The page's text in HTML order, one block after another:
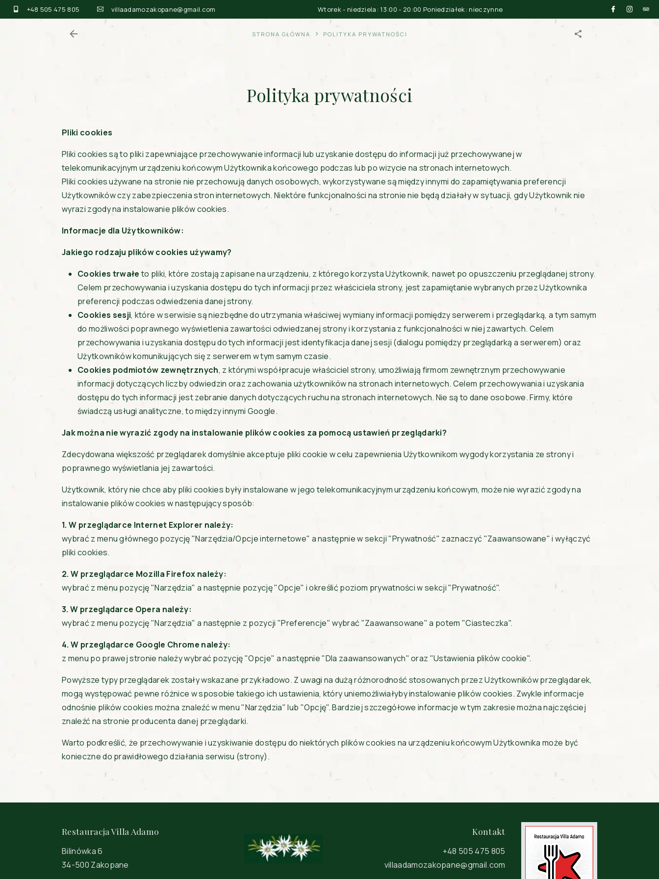
+48 505 475 805 villaadamozakopane@gmail.com Wtorek - niedziela: 13:00 - 20:00 Poniedziałek: nieczynne
STRONA GŁÓWNA POLITYKA PRYWATNOŚCI
Polityka prywatności
Pliki cookies
Pliki cookies są to pliki zapewniające przechowywanie informacji lub uzyskanie dostępu do informacji już przechowywanej w
telekomunikacyjnym urządzeniu końcowym Użytkownika końcowego podczas lub po wizycie na stronach internetowych.
Pliki cookies używane na stronie nie przechowują danych osobowych, wykorzystywane są między innymi do zapamiętywania preferencji
Użytkowników czy zabezpieczenia stron internetowych. Niektóre funkcjonalności na stronie nie będą działały w sytuacji, gdy Użytkownik nie
wyrazi zgody na instalowanie plików cookies.
Informacje dla Użytkowników:
Jakiego rodzaju plików cookies używamy?
Cookies trwałeto pliki, które zostają zapisane na urządzeniu, z którego korzysta Użytkownik, nawet po opuszczeniu przeglądanej strony.
Celem przechowywania i uzyskania dostępu do tych informacji przez właściciela strony, jest zapamiętanie wybranych przez Użytkownika
preferencji podczas odwiedzenia danej strony.
Cookies sesji, które w serwisie są niezbędne do utrzymania właściwej wymiany informacji pomiędzy serwerem i przeglądarką, a tym samym
do możliwości poprawnego wyświetlenia zawartości odwiedzanej strony i korzystania z funkcjonalności w niej zawartych. Celem
przechowywania i uzyskania dostępu do tych informacji jest identyfikacja danej sesji (dialogu pomiędzy przeglądarką a serwerem) oraz
Użytkowników komunikujących się z serwerem w tym samym czasie.
Cookies podmiotów zewnętrznych, z którymi współpracuje właściciel strony, umożliwiają firmom zewnętrznym przechowywanie
informacji dotyczących liczby odwiedzin oraz zachowania użytkowników na stronach internetowych. Celem przechowywania i uzyskania
dostępu do tych informacji jest zebranie danych dotyczących ruchu na stronach internetowych. Nie są to dane osobowe. Firmy, które
świadczą usługi analityczne, to między innymi Google.
Jak można nie wyrazić zgody na instalowanie plików cookies za pomocą ustawień przeglądarki?
Zdecydowana większość przeglądarek domyślnie akceptuje pliki cookie w celu zapewnienia Użytkownikom wygody korzystania ze strony i
poprawnego wyświetlania jej zawartości.
Użytkownik, który nie chce aby pliki cookies były instalowane w jego telekomunikacyjnym urządzeniu końcowym, może nie wyrazić zgody na
instalowanie plików cookies w następujący sposób:
1. W przeglądarce Internet Explorer należy:
wybrać z menu głównego pozycję "Narzędzia/Opcje internetowe" a następnie w sekcji "Prywatność" zaznaczyć "Zaawansowane" i wyłączyć
pliki cookies.
2. W przeglądarce Mozilla Firefox należy:
wybrać z menu pozycję "Narzędzia" a następnie pozycję "Opcje" i określić poziom prywatności w sekcji "Prywatność".
3. W przeglądarce Opera należy:
wybrać z menu pozycję "Narzędzia" a następnie z pozycji "Preferencje" wybrać "Zaawansowane" a potem "Ciasteczka".
4. W przeglądarce Google Chrome należy:
z menu po prawej stronie należy wybrać pozycję "Opcje" a następnie "Dla zaawansowanych" oraz "Ustawienia plików cookie".
Powyższe typy przeglądarek zostały wskazane przykładowo. Z uwagi na dużą różnorodność stosowanych przez Użytkowników przeglądarek,
mogą występować pewne różnice w sposobie takiego ich ustawienia, który uniemożliwiałyby instalowanie plików cookies. Zwykle informacje
odnośnie plików cookies można znaleźć w menu "Narzędzia" lub "Opcję". Bardziej szczegółowe informacje w tym zakresie można najczęściej
znaleźć na stronie producenta danej przeglądarki.
Warto podkreślić, że przechowywanie i uzyskiwanie dostępu do niektórych plików cookies na urządzeniu końcowym Użytkownika może być
konieczne do prawidłowego działania serwisu (strony).
Restauracja Villa Adamo
Bilinówka 6
34-500 Zakopane
Kontakt
+48 505 475 805
villaadamozakopane@gmail.com